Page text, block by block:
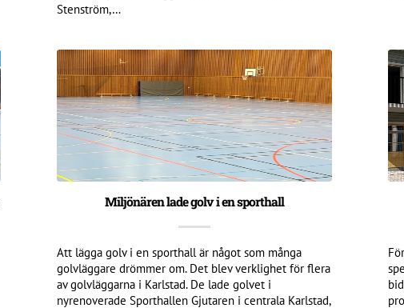
Stenström,…
Miljönären lade golv i en sporthall
Att lägga golv i en sporthall är något som många
golvläggare drömmer om. Det blev verklighet för flera
av golvläggarna i Karlstad. De lade golvet i
nyrenoverade Sporthallen Gjutaren i centrala Karlstad,